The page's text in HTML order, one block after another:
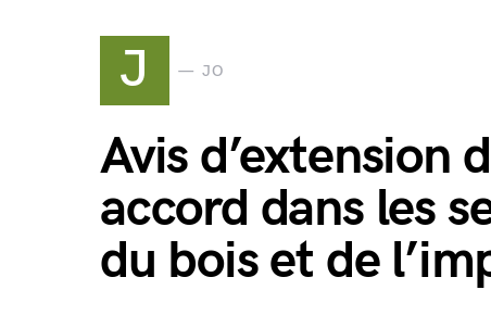
J JO
Avis d’extension
accord dans les
du bois et de